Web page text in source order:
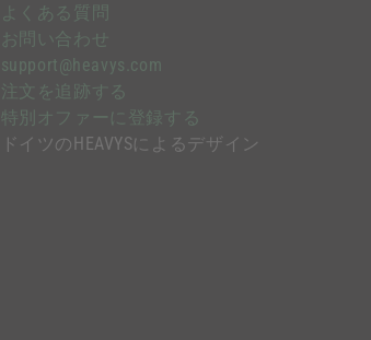
よくある質問
お問い合わせ
support@heavys.com
注文を追跡する
特別オファーに登録する
ドイツのHEAVYSによるデザイン